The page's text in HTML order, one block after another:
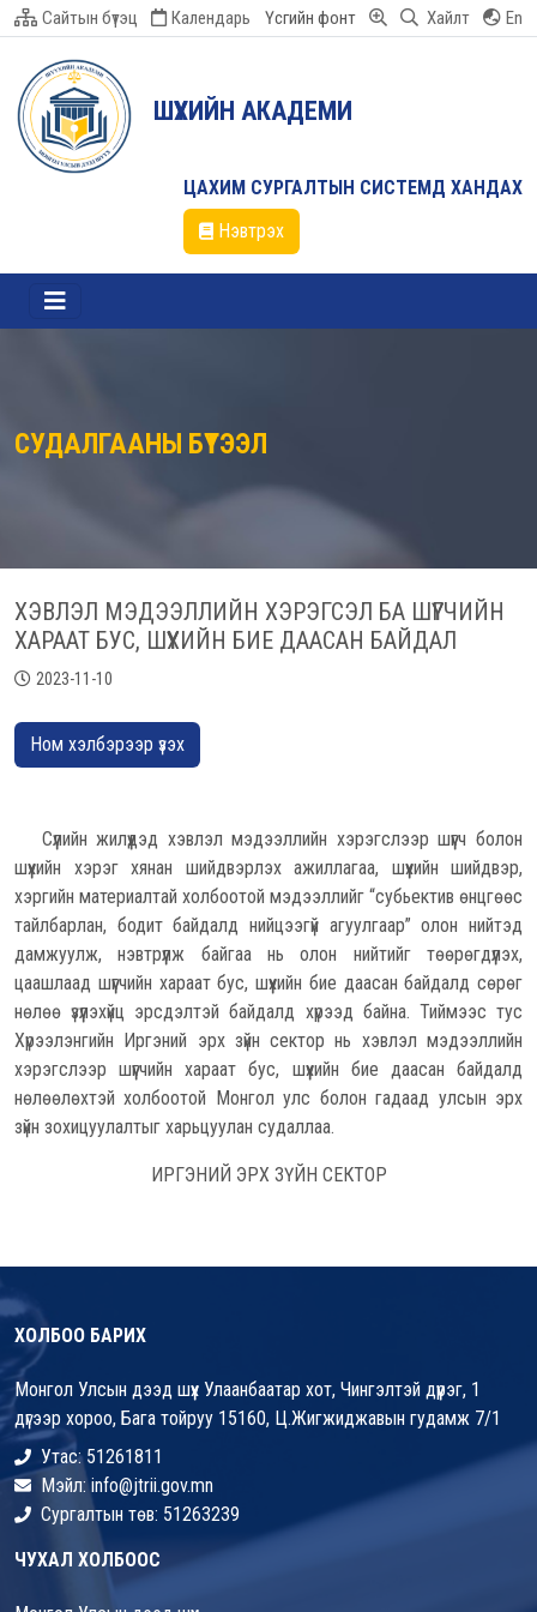
Сайтын бүтэц Календарь Үсгийн фонт Хайлт En
ШҮҮХИЙН АКАДЕМИ
ЦАХИМ СУРГАЛТЫН СИСТЕМД ХАНДАХ
Нэвтрэх
СУДАЛГААНЫ БҮТЭЭЛ
ХЭВЛЭЛ МЭДЭЭЛЛИЙН ХЭРЭГСЭЛ БА ШҮҮГЧИЙН
ХАРААТ БУС, ШҮҮХИЙН БИЕ ДААСАН БАЙДАЛ
2023-11-10
Ном хэлбэрээр үзэх
Сүүлийн жилүүдэд хэвлэл мэдээллийн хэрэгслээр шүүгч болон
шүүхийн хэрэг хянан шийдвэрлэх ажиллагаа, шүүхийн шийдвэр,
хэргийн материалтай холбоотой мэдээллийг “субьектив өнцгөөс
тайлбарлан, бодит байдалд нийцээгүй агуулгаар” олон нийтэд
дамжуулж, нэвтрүүлж байгаа нь олон нийтийг төөрөгдүүлэх,
цаашлаад шүүгчийн хараат бус, шүүхийн бие даасан байдалд сөрөг
нөлөө үзүүлэхүйц эрсдэлтэй байдалд хүрээд байна. Тиймээс тус
Хүрээлэнгийн Иргэний эрх зүйн сектор нь хэвлэл мэдээллийн
хэрэгслээр шүүгчийн хараат бус, шүүхийн бие даасан байдалд
нөлөөлөхтэй холбоотой Монгол улс болон гадаад улсын эрх
зүйн зохицуулалтыг харьцуулан судаллаа.
ИРГЭНИЙ ЭРХ ЗҮЙН СЕКТОР
ХОЛБОО БАРИХ
Монгол Улсын дээд шүүх Улаанбаатар хот, Чингэлтэй дүүрэг, 1
дүгээр хороо, Бага тойруу 15160, Ц.Жигжиджавын гудамж 7/1
Утас: 51261811
Мэйл: info@jtrii.gov.mn
Сургалтын төв: 51263239
ЧУХАЛ ХОЛБООС